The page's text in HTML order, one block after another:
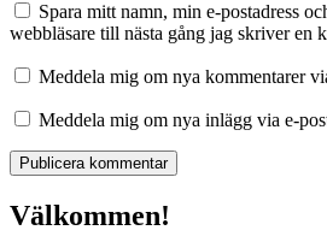
Spara mitt namn, min e-postadress
webbläsare till nästa gång jag skriver en
Meddela mig om nya kommentarer
Meddela mig om nya inlägg via e-
Välkommen!